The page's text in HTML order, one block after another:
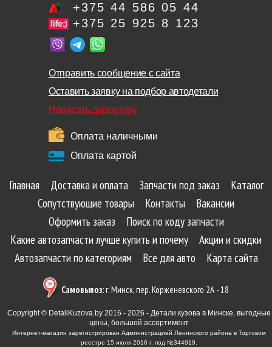
+375 44 586 05 44
+375 25 925 8 123
Отправить сообщение с сайта
Оставить заявку на подбор автодетали
Написать директору
Оплата наличными
Оплата картой
Главная Доставка и оплата Запчасти под заказ
Каталог
Сопутствующие товары
Контакты
Вакансии
Оформить заказ
Поиск по коду запчасти
Какие автозапчасти лучше купить и почему
Акции и скидки
Автозапчасти по категориям
Все для авто Карта сайта
Самовывоз:г. Минск, пер. Корженевского 2А - 18
Copyright © DetaliKuzova.by 2016 - 2026 - Детали кузова в Минске, выгодные
цены, большой ассортимент
Интернет-магазин зарегистрирован Администрацией Ленинского района в Торговом
реестре 15 июля 2016 г. под №344919.